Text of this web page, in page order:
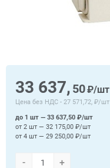
33 637, 50₽/шт
Цена без НДС - 27 571,72, ₽/шт
- +
до 1 шт — 33 637,50 ₽/шт
от 2 шт — 32 175,00 ₽/шт
от 4 шт — 29 250,00 ₽/шт